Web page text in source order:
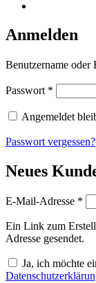
Anmelden
Benutzername oder
Passwort *
Angemeldet
Passwort vergessen?
Neues
E-Mail-Adresse *
Ein Link zum
Adresse gesendet.
Ja, ich möchte